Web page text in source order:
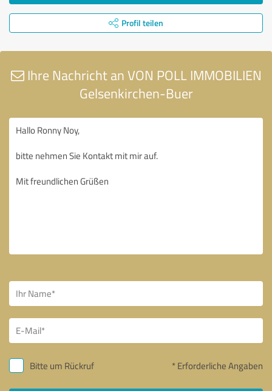
Profil teilen
Ihre Nachricht an VON POLL IMMOBILIEN
Gelsenkirchen-Buer
Bitte um Rückruf * Erforderliche Angaben